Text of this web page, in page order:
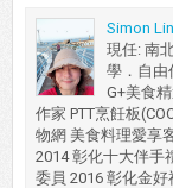
Simon Lin
現任: 南
學．自由
G+美食
作家 PTT烹飪板
物網 美食料理愛享
2014 彰化十大伴手
委員 2016 彰化金